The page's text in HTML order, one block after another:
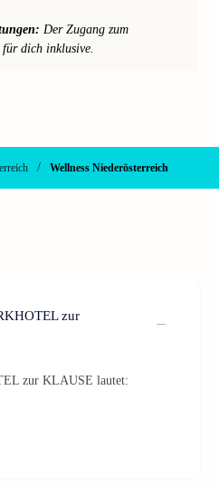
Der Zugang zum
für dich inklusive.
/ Wellness Niederösterreich
zur
zur KLAUSE lautet: